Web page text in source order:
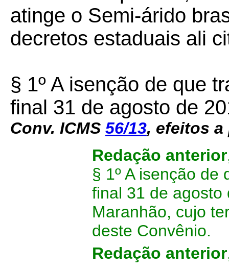
atinge o Semi-árido
decretos estaduais ali
§ 1º A isenção de que
final 31 de agosto de
Conv. ICMS 56/13, efeitos a
Redação anterior
§ 1º A isenção
final 31 de agosto
Maranhão, cujo
deste Convênio.
Redação anterior